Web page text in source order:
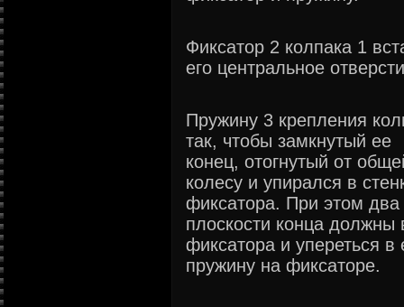
Фиксатор 2 колпака 1
его центральное
Пружину 3 крепления
так, чтобы замкнутый ее
конец, отогнутый от
колесу и упирался в
фиксатора. При этом два
плоскости конца должны
фиксатора и упереться в
пружину на фиксаторе.